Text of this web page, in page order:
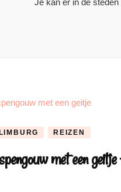
LIMBURG REIZEN
met een geitje